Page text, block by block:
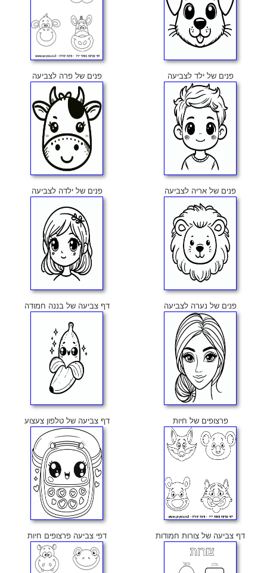
פנים של ילד לצביעה פנים של פרה לצביעה
פנים של אריה לצביעה פנים של ילדה לצביעה
פנים של נערה לצביעה דף צביעה של בננה חמודה
פרצופים של חיות דף צביעה של טלפון צעצוע
דף צביעה של צורות חמודות דפי צביעה פרצופים חיות